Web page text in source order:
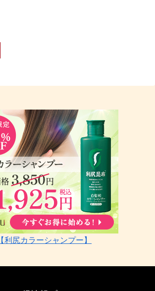
【利尻カラーシャンプー】